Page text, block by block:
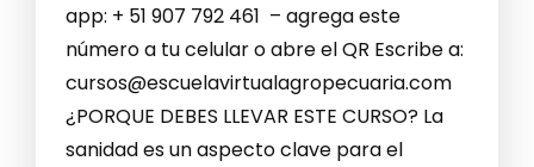
app: + 51 907 792 461 – agrega este
número a tu celular o abre el QR Escribe a:
cursos@escuelavirtualagropecuaria.com
¿PORQUE DEBES LLEVAR ESTE CURSO? La
sanidad es un aspecto clave para el